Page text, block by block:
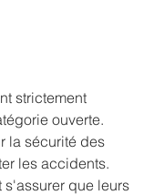
strictement
ouverte.
la sécurité des
les accidents.
que leurs